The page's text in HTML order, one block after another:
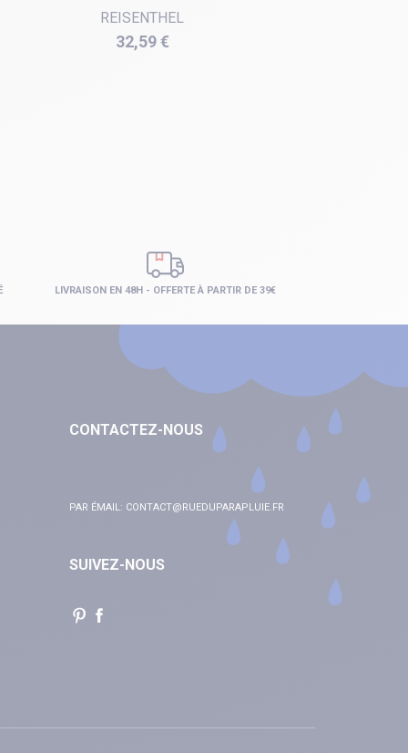
REISENTHEL
Prix
32,59 €
LIVRAISON EN 48H - OFFERTE À PARTIR DE 39€
CONTACTEZ-NOUS
PAR ÉMAIL: CONTACT@RUEDUPARAPLUIE.FR
SUIVEZ-NOUS